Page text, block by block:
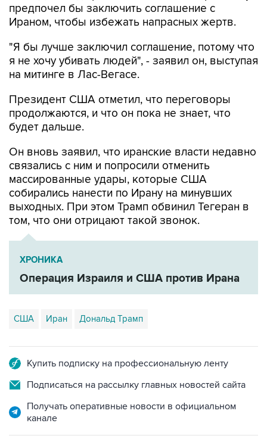
предпочел бы заключить соглашение с
Ираном, чтобы избежать напрасных жертв.
"Я бы лучше заключил соглашение, потому что
я не хочу убивать людей", - заявил он, выступая
на митинге в Лас-Вегасе.
Президент США отметил, что переговоры
продолжаются, и что он пока не знает, что
будет дальше.
Он вновь заявил, что иранские власти недавно
связались с ним и попросили отменить
массированные удары, которые США
собирались нанести по Ирану на минувших
выходных. При этом Трамп обвинил Тегеран в
том, что они отрицают такой звонок.
ХРОНИКА
Операция Израиля и США против Ирана
США Иран Дональд Трамп
Купить подписку на профессиональную ленту
Подписаться на рассылку главных новостей сайта
Получать оперативные новости в официальном
канале